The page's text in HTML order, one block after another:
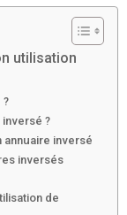
utilisation
?
?
annuaire inversé
inversés
de